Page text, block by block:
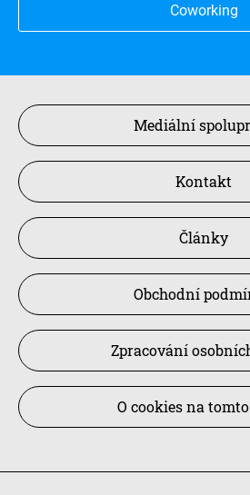
Coworking
Mediální
Kontakt
Články
Obchodní
Zpracování
O cookies na